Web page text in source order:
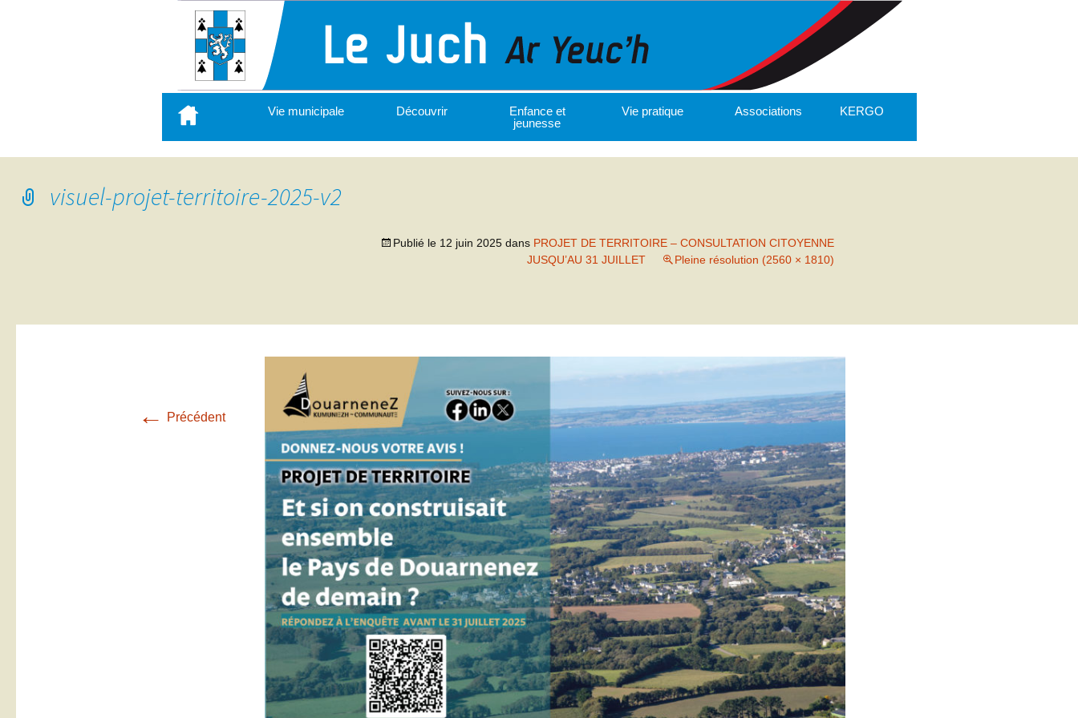
contenu
principal
Vie municipale Découvrir
Enfance et
jeunesse
Vie pratique Associations KERGO
visuel-projet-territoire-2025-v2
Publié le 12 juin 2025 dans PROJET DE TERRITOIRE – CONSULTATION CITOYENNE
JUSQU’AU 31 JUILLET
Pleine résolution (2560 × 1810)
← Précédent